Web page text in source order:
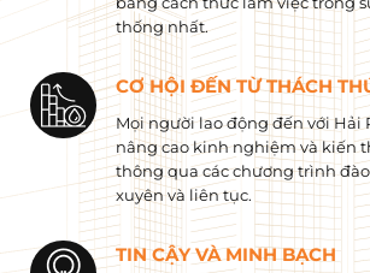
thống nhất.
CƠ HỘI ĐẾN TỪ THÁCH
Mọi người lao động đến với Hải
nâng cao kinh nghiệm và kiến
thông qua các chương trình
xuyên và liên tục.
TIN CẬY VÀ MINH BẠCH